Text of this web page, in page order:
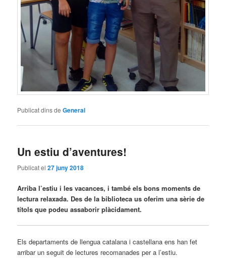
Publicat dins de General
Un estiu d’aventures!
Publicat el27 juny 2018
Arriba l’estiu i les vacances, i també els bons moments de
lectura relaxada. Des de la biblioteca us oferim una sèrie de
títols que podeu assaborir plàcidament.
Els departaments de llengua catalana i castellana ens han fet
arribar un seguit de lectures recomanades per a l’estiu.